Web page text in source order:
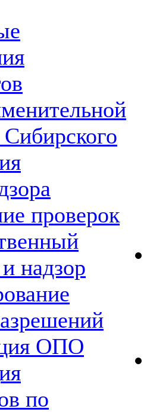
проверок
надзор
ОПО
по